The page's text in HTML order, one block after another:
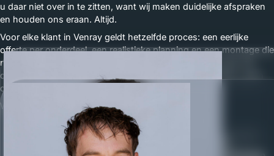
u daar niet over in te zitten, want wij maken duidelijke afspraken
en houden ons eraan. Altijd.
Voor elke klant in Venray geldt hetzelfde proces: een eerlijke
offerte per onderdeel, een realistieke planning en een montage die
netjes en op tijd gebeurt. Eventuele opleverpunten lossen wij
direct op, dezelfde dag of de volgende. Geen wachttijden, geen
discussie over wat wel of niet was afgesproken.
Wij staan voor:
Transparante offerte,elk onderdeel apart, prijs per item
zichtbaar